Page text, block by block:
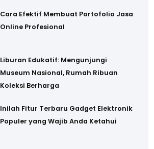
Cara Efektif Membuat Portofolio Jasa
Online Profesional
Liburan Edukatif: Mengunjungi
Museum Nasional, Rumah Ribuan
Koleksi Berharga
Inilah Fitur Terbaru Gadget Elektronik
Populer yang Wajib Anda Ketahui